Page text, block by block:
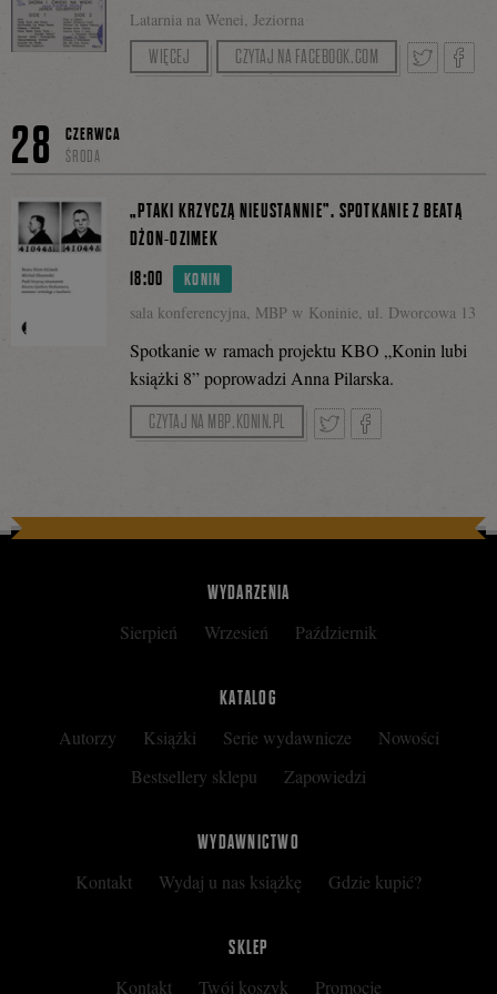
Latarnia na Wenei, Jeziorna
Rozmowę poprowadzi Piotr Buratyński.
WIĘCEJ CZYTAJ NA FACEBOOK.COM
się
28
CZERWCA
ŚRODA
18:00 KONIN
sala konferencyjna, MBP w Koninie, ul. Dworcowa 13
„PTAKI KRZYCZĄ NIEUSTANNIE”. SPOTKANIE Z BEATĄ
DŻON-OZIMEK
Spotkanie w ramach projektu KBO „Konin lubi
książki 8” poprowadzi Anna Pilarska.
CZYTAJ NA MBP.KONIN.PL
Facebooku
WYDARZENIA
Sierpień Wrzesień Październik
KATALOG
Autorzy Książki Serie wydawnicze
Nowości
Bestsellery sklepu
Zapowiedzi
WYDAWNICTWO
Kontakt Wydaj u nas książkę Gdzie kupić?
SKLEP
Kontakt Twój koszyk Promocje